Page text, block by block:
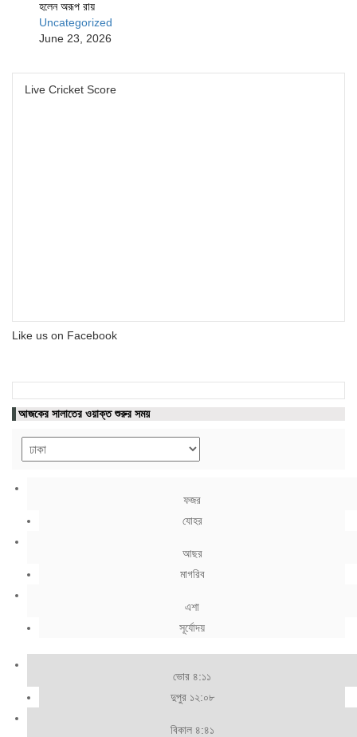
হলেন অরূপ রায়
Uncategorized
June 23, 2026
Live Cricket Score
Like us on Facebook
আজকের সালাতের ওয়াক্ত শুরুর সময়
ফজর
যোহর
আছর
মাগরিব
এশা
সূর্যোদয়
ভোর ৪:১১
দুপুর ১২:০৮
বিকাল ৪:৪১